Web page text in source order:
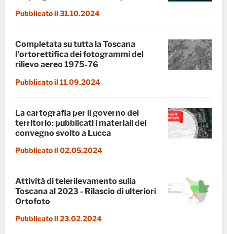
Pubblicato il 31.10.2024
Completata su tutta la Toscana
l'ortorettifica dei fotogrammi del
rilievo aereo 1975-76
Pubblicato il 11.09.2024
La cartografia per il governo del
territorio: pubblicati i materiali del
convegno svolto a Lucca
Pubblicato il 02.05.2024
Attività di telerilevamento sulla
Toscana al 2023 - Rilascio di ulteriori
Ortofoto
Pubblicato il 23.02.2024